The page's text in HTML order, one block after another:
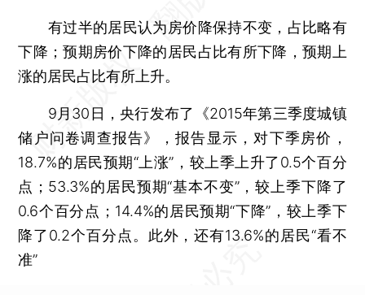
有过半的居民认为房价降保持不变，占比略有
下降；预期房价下降的居民占比有所下降，预期上
涨的居民占比有所上升。
9月30日，央行发布了《2015年第三季度城镇
储户问卷调查报告》，报告显示，对下季房价，
18.7%的居民预期“上涨”，较上季上升了0.5个百分
点；53.3%的居民预期“基本不变”，较上季下降了
0.6个百分点；14.4%的居民预期“下降”，较上季下
降了0.2个百分点。此外，还有13.6%的居民“看不
准”